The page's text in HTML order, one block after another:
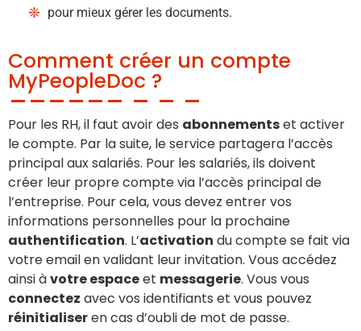
pour mieux gérer les documents.
Comment créer un compte
MyPeopleDoc ?
Pour les RH, il faut avoir des abonnementset activer
le compte. Par la suite, le service partagera l’accès
principal aux salariés. Pour les salariés, ils doivent
créer leur propre compte via l’accès principal de
l’entreprise. Pour cela, vous devez entrer vos
informations personnelles pour la prochaine
authentification. L’activation du compte se fait via
votre email en validant leur invitation. Vous accédez
ainsi àvotre espaceet messagerie. Vous vous
connectez avec vos identifiants et vous pouvez
réinitialiseren cas d’oubli de mot de passe.